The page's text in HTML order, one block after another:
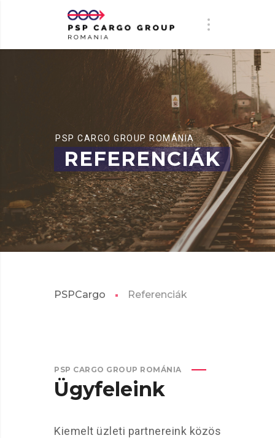
PSP CARGO GROUP ROMÁNIA
REFERENCIÁK
PSPCargo Referenciák
PSP CARGO GROUP ROMÁNIA
Ügyfeleink
Kiemelt üzleti partnereink közös